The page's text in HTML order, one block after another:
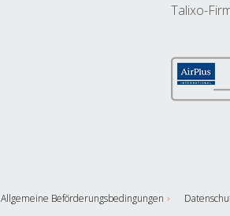
Talixo-
Allgemeine Beförderungsbedingungen